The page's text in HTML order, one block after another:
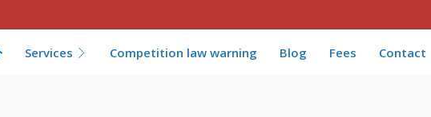
Services Competition law warning Blog Fees Contact